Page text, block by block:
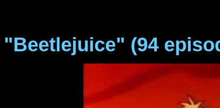
"Beetlejuice" (94